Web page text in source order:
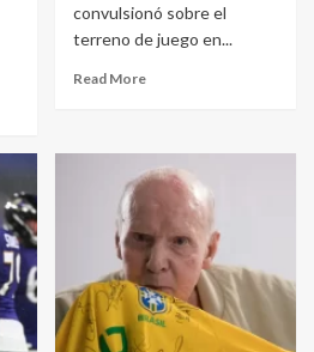
convulsionó sobre el
terreno de juego en...
Read More